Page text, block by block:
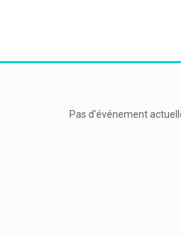
Pas d'événement